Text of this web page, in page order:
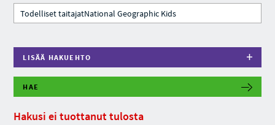
LISÄÄ HAKUEHTO
HAE
Hakusi ei tuottanut tulosta